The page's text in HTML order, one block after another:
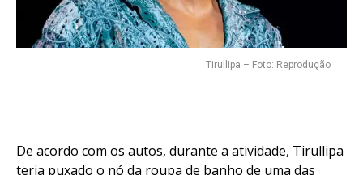
Tirullipa – Foto: Reprodução
De acordo com os autos, durante a atividade, Tirullipa
teria puxado o nó da roupa de banho de uma das